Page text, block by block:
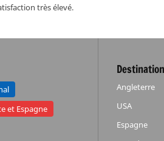
très élevé.
et Espagne
Angleterre
USA
Espagne